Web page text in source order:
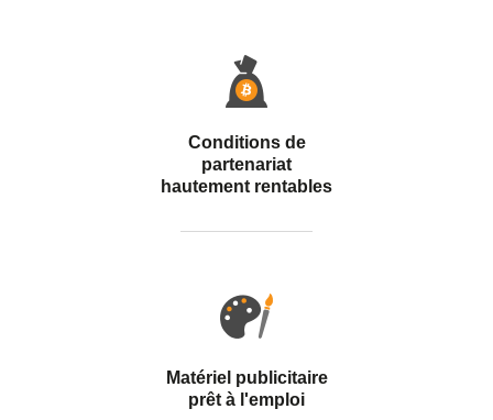
Conditions de
partenariat
hautement rentables
Matériel publicitaire
prêt à l'emploi